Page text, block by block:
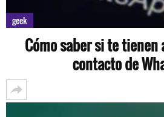
geek
Cómo saber si te tienen
contacto de